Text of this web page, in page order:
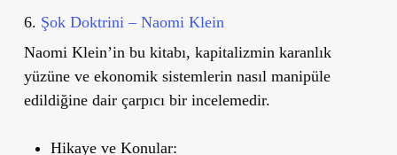
6. Şok Doktrini – Naomi Klein
Naomi Klein’in bu kitabı, kapitalizmin karanlık
yüzüne ve ekonomik sistemlerin nasıl manipüle
edildiğine dair çarpıcı bir incelemedir.
Hikaye ve Konular: